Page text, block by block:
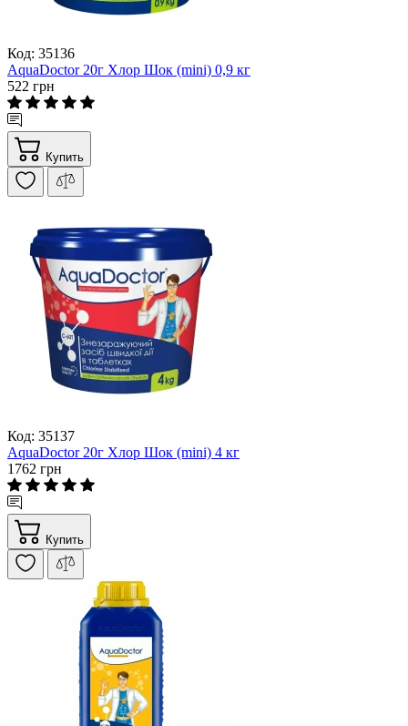
Код: 35136
AquaDoctor 20г Хлор Шок (mini) 0,9 кг
522 грн
Купить
Код: 35137
AquaDoctor 20г Хлор Шок (mini) 4 кг
1762 грн
Купить